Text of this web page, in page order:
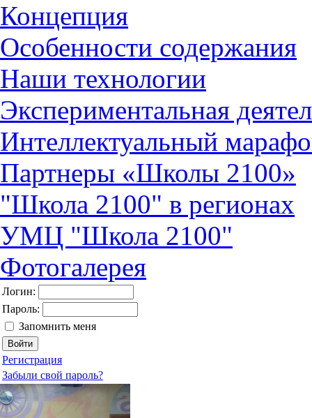
Концепция
Особенности содержания
Наши технологии
Экспериментальная
Интеллектуальный
Партнеры «Школы 2100»
"Школа 2100" в регионах
УМЦ "Школа 2100"
Фотогалерея
Логин:
Пароль:
Запомнить меня
Регистрация
Забыли свой пароль?